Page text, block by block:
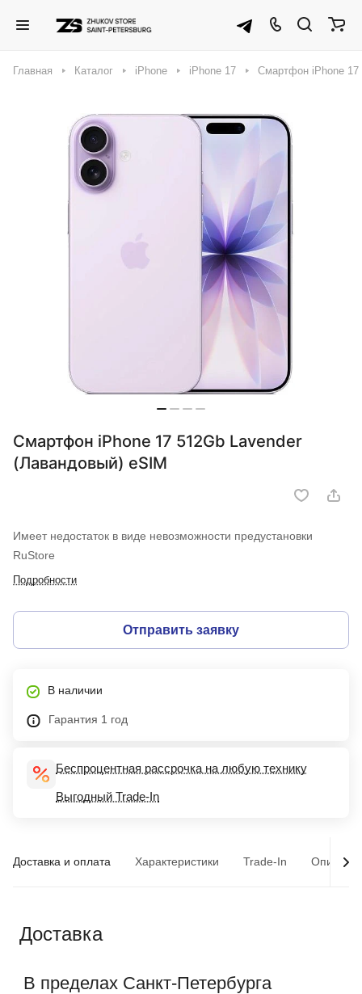
Главная Каталог iPhone iPhone 17 Смартфон iPhone 17
Смартфон iPhone 17 512Gb Lavender
(Лавандовый) eSIM
Имеет недостаток в виде невозможности предустановки
RuStore
Подробности
Отправить заявку
В наличии
Гарантия 1 год
Беспроцентная рассрочка на любую технику
Выгодный Trade-In
Доставка и оплата Характеристики Trade-In
Доставка
В пределах Санкт-Петербурга